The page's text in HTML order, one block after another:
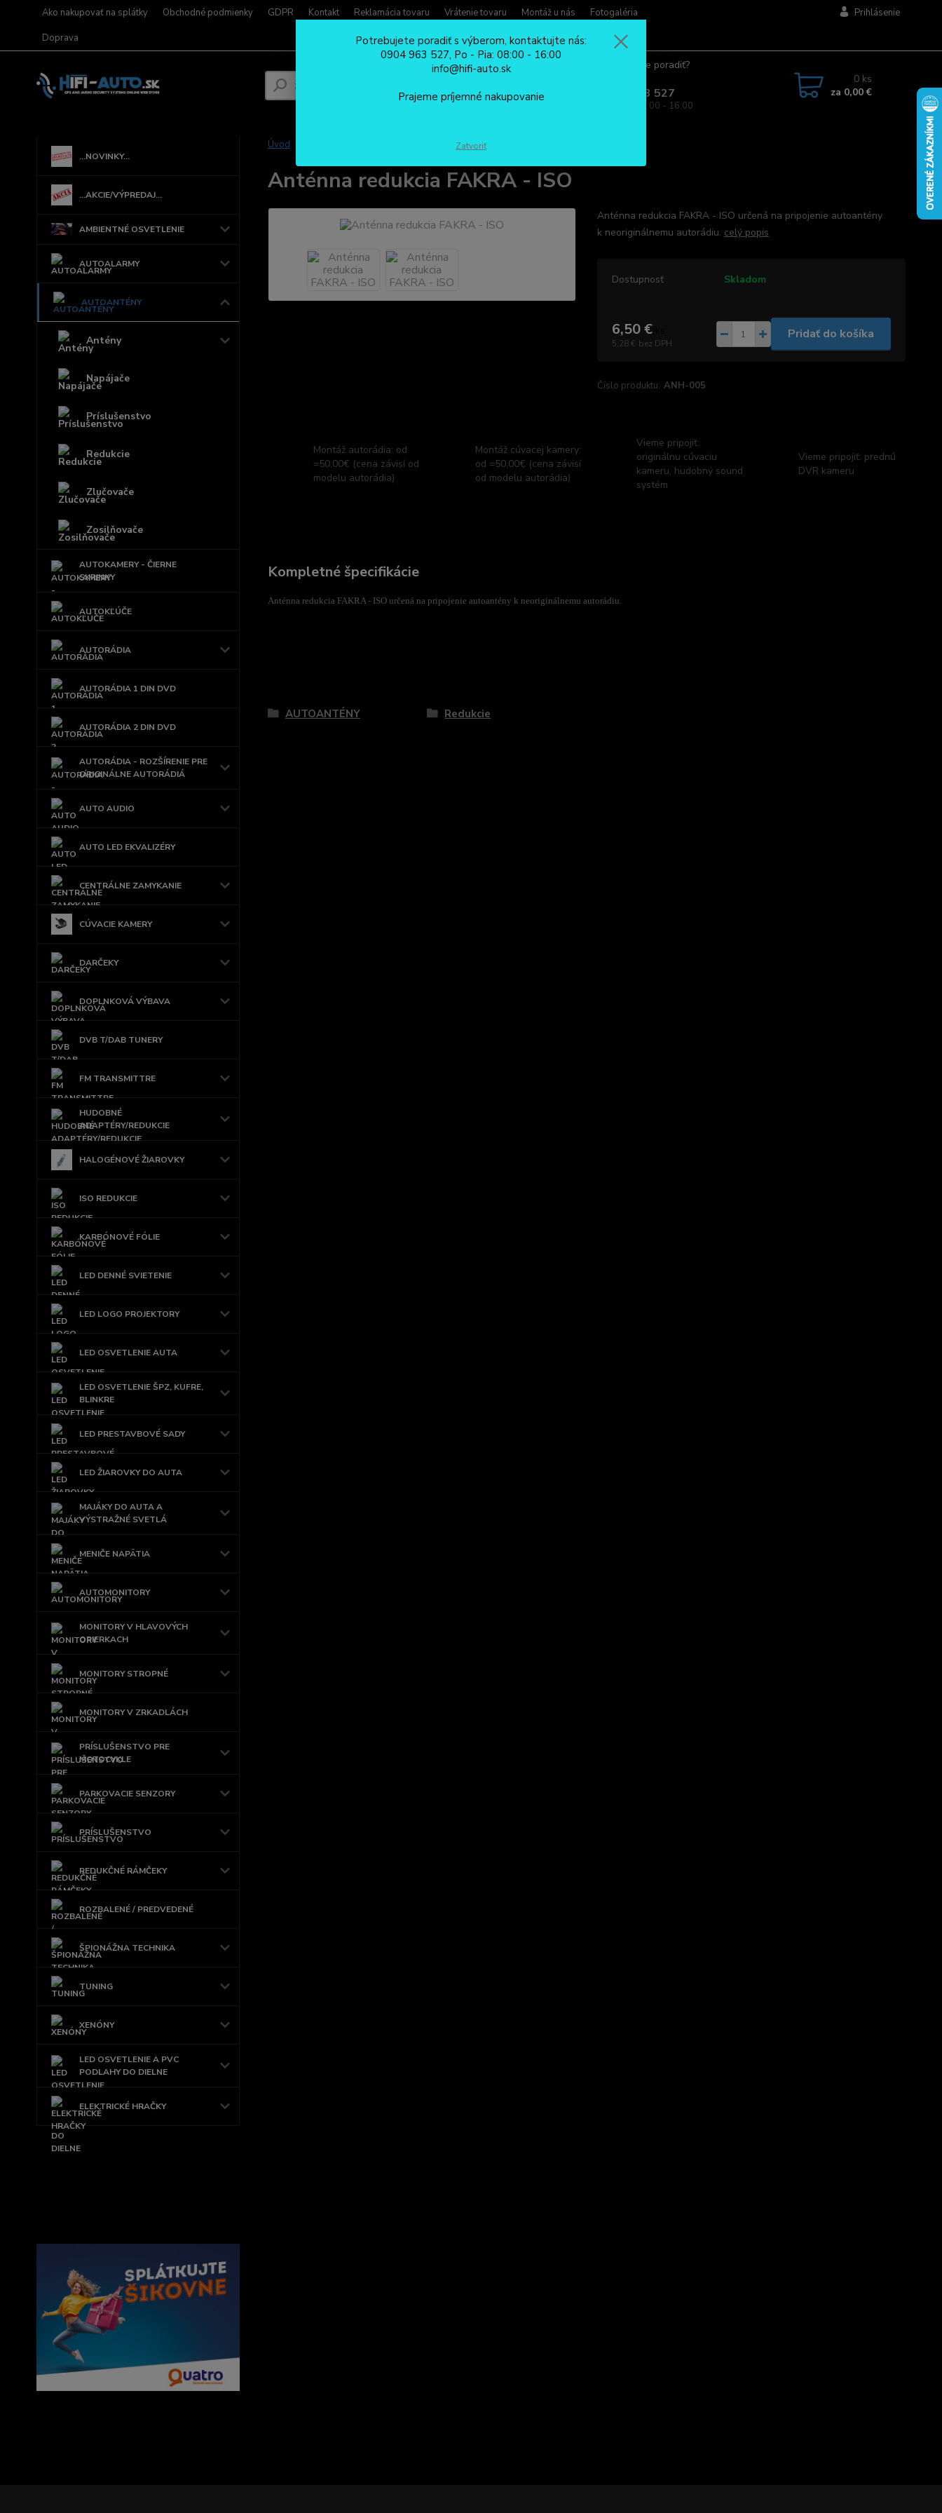
Ako nakupovať na splátky Obchodné podmienky GDPR Kontakt Reklamácia tovaru Vrátenie tovaru Montáž u nás
Fotogaléria
Doprava
Prihlásenie
Potrebujete poradiť?
0904 963 527
Po - Pia: 08:00 - 16:00
0 ks
za 0,00 €
...NOVINKY...
...AKCIE/VÝPREDAJ...
AMBIENTNÉ OSVETLENIE
AUTOALARMY
AUTOANTÉNY
Antény
Napájače
Príslušenstvo
Redukcie
Zlučovače
Zosilňovače
AUTOKAMERY - ČIERNE
SKRINKY
AUTOKĽÚČE
AUTORÁDIA
AUTORÁDIA 1 DIN DVD
AUTORÁDIA 2 DIN DVD
AUTORÁDIA - ROZŠÍRENIE PRE
ORIGINÁLNE AUTORÁDIÁ
AUTO AUDIO
AUTO LED EKVALIZÉRY
CENTRÁLNE ZAMYKANIE
CÚVACIE KAMERY
DARČEKY
DOPLNKOVÁ VÝBAVA
DVB T/DAB TUNERY
FM TRANSMITTRE
HUDOBNÉ
ADAPTÉRY/REDUKCIE
HALOGÉNOVÉ ŽIAROVKY
ISO REDUKCIE
KARBÓNOVÉ FÓLIE
LED DENNÉ SVIETENIE
LED LOGO PROJEKTORY
LED OSVETLENIE AUTA
LED OSVETLENIE ŠPZ, KUFRE,
BLINKRE
LED PRESTAVBOVÉ SADY
LED ŽIAROVKY DO AUTA
MAJÁKY DO AUTA A
VÝSTRAŽNÉ SVETLÁ
MENIČE NAPÄTIA
AUTOMONITORY
MONITORY V HLAVOVÝCH
OPIERKACH
MONITORY STROPNÉ
MONITORY V ZRKADLÁCH
PRÍSLUŠENSTVO PRE
MOTOCYKLE
PARKOVACIE SENZORY
PRÍSLUŠENSTVO
REDUKČNÉ RÁMČEKY
ROZBALENÉ / PREDVEDENÉ
ŠPIONÁŽNA TECHNIKA
TUNING
XENÓNY
LED OSVETLENIE A PVC
PODLAHY DO DIELNE
ELEKTRICKÉ HRAČKY
Úvod Anténna redukcia FAKRA - ISO
Anténna redukcia FAKRA - ISO
Anténna redukcia FAKRA - ISO určená na pripojenie autoantény
k neoriginálnemu autorádiu. celý popis
Dostupnosť Skladom
6,50 €/
5,28 € bez DPH
Pridať do košíka
Číslo produktu: ANH-005
Montáž autorádia: od
=50,00€ (cena závisí od
modelu autorádia)
Montáž cúvacej kamery:
od =50,00€ (cena závisí
od modelu autorádia)
Vieme pripojiť:
originálnu cúvaciu
kameru, hudobný sound
systém
Vieme pripojiť: prednú
DVR kameru
Kompletné špecifikácie
Anténna redukcia FAKRA - ISO určená na pripojenie autoantény k neoriginálnemu autorádiu.
AUTOANTÉNY Redukcie
Potrebujete poradiť s výberom, kontaktujte nás:
0904 963 527, Po - Pia: 08:00 - 16:00
info@hifi-auto.sk
Prajeme príjemné nakupovanie
Zatvoriť